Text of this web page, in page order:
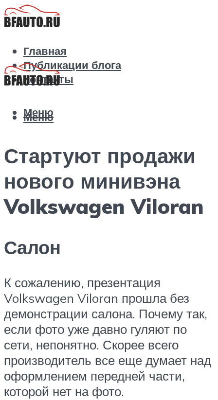
Главная
Публикации блога
Контакты
Меню
Меню
Стартуют продажи
нового минивэна
Volkswagen Viloran
Салон
К сожалению, презентация
Volkswagen Viloran прошла без
демонстрации салона. Почему так,
если фото уже давно гуляют по
сети, непонятно. Скорее всего
производитель все еще думает над
оформлением передней части,
которой нет на фото.